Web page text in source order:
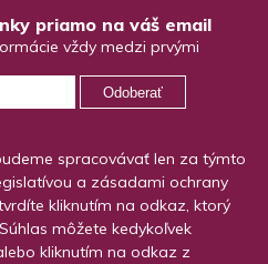
priamo na váš email
vždy medzi prvými
Odoberať
spracovávať len za týmto
a zásadami ochrany
kliknutím na odkaz, ktorý
môžete kedykoľvek
kliknutím na odkaz z